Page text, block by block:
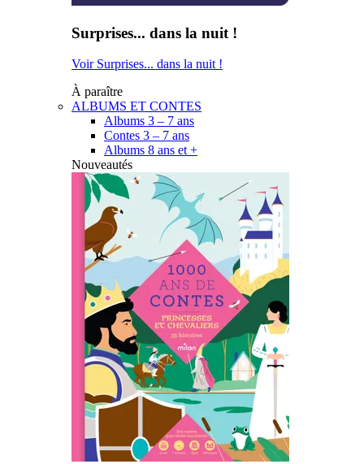
Surprises... dans la nuit !
Voir Surprises... dans la nuit !
À paraître
ALBUMS ET CONTES
Albums 3 – 7 ans
Contes 3 – 7 ans
Albums 8 ans et +
Nouveautés